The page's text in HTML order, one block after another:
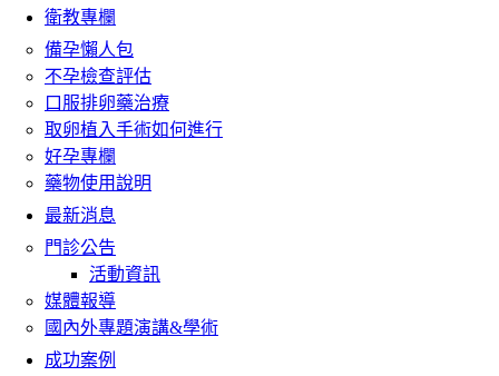
衛教專欄
備孕懶人包
不孕檢查評估
口服排卵藥治療
取卵植入手術如何進行
好孕專欄
藥物使用說明
最新消息
門診公告
活動資訊
媒體報導
國內外專題演講&學術
成功案例